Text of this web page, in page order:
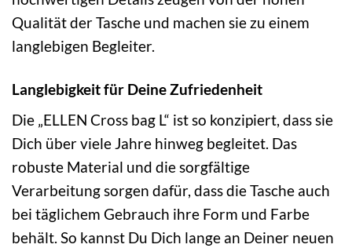
Qualität der Tasche und machen sie zu einem
langlebigen Begleiter.
Langlebigkeit für Deine Zufriedenheit
Die „ELLEN Cross bag L“ ist so konzipiert, dass sie
Dich über viele Jahre hinweg begleitet. Das
robuste Material und die sorgfältige
Verarbeitung sorgen dafür, dass die Tasche auch
bei täglichem Gebrauch ihre Form und Farbe
behält. So kannst Du Dich lange an Deiner neuen